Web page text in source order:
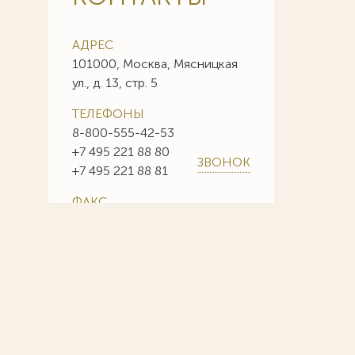
АДРЕС
101000, Москва, Мясницкая
ул., д. 13, стр. 5
ТЕЛЕФОНЫ
8-800-555-42-53
+7 495 221 88 80
+7 495 221 88 81
ЗВОНОК
ФАКС